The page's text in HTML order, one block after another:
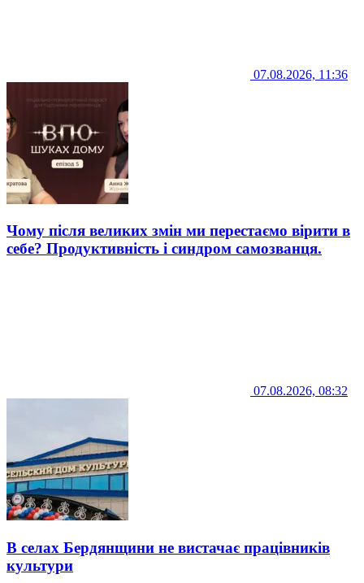
07.08.2026, 11:36
Чому після великих змін ми перестаємо вірити в
себе? Продуктивність і синдром самозванця.
07.08.2026, 08:32
В селах Бердянщини не вистачає працівників
культури